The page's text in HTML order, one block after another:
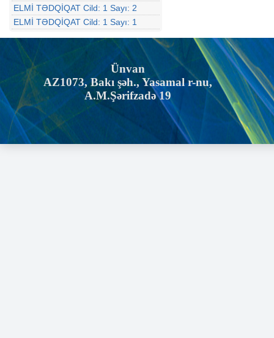
ELMİ TƏDQİQAT Cild: 1 Sayı: 2
ELMİ TƏDQİQAT Cild: 1 Sayı: 1
Ünvan
AZ1073, Bakı şəh., Yasamal r-nu,
A.M.Şərifzadə 19